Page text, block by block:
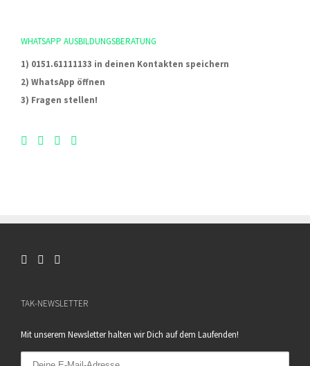
WHATSAPP AUSBILDUNGSBERATUNG
1) 0151.61111133 in deinen Kontakten speichern
2) WhatsApp öffnen
3) Fragen stellen!
TAK-NEWSLETTER
Mit unserem Newsletter halten wir Dich auf dem Laufenden!